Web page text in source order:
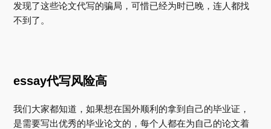
发现了这些论文代写的骗局，可惜已经为时已晚，连人都找
不到了。
essay代写风险高
我们大家都知道，如果想在国外顺利的拿到自己的毕业证，
是需要写出优秀的毕业论文的，每个人都在为自己的论文着